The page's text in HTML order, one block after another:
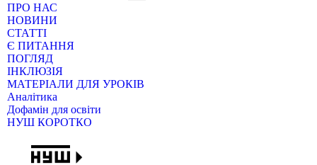
ПРО НАС
НОВИНИ
СТАТТІ
Є ПИТАННЯ
ПОГЛЯД
ІНКЛЮЗІЯ
МАТЕРІАЛИ ДЛЯ УРОКІВ
Аналітика
Дофамін для освіти
НУШ КОРОТКО